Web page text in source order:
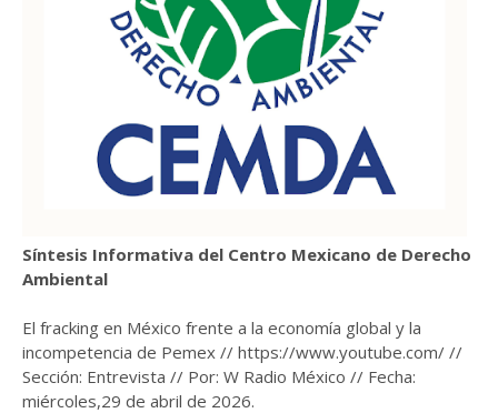
Síntesis Informativa del Centro Mexicano de Derecho
Ambiental
El fracking en México frente a la economía global y la
incompetencia de Pemex // https://www.youtube.com/ //
Sección: Entrevista // Por: W Radio México // Fecha:
miércoles,29 de abril de 2026.